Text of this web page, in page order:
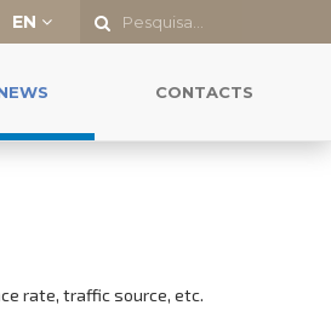
rate, traffic source, etc.
EN
CONTACTS